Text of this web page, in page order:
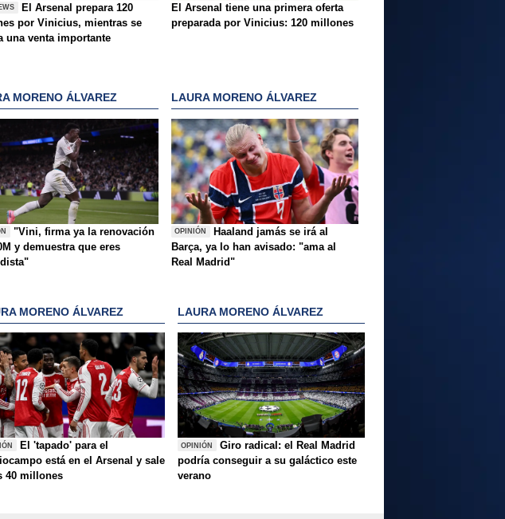
El Arsenal prepara 120
por Vinicius, mientras se
una venta importante
El Arsenal tiene una primera oferta
preparada por Vinicius: 120 millones
MORENO ÁLVAREZ
"Vini, firma ya la renovación
y demuestra que eres
LAURA MORENO ÁLVAREZ
OPINIÓN
Haaland jamás se irá al
Barça, ya lo han avisado: "ama al
Real Madrid"
MORENO ÁLVAREZ
El 'tapado' para el
está en el Arsenal y sale
40 millones
LAURA MORENO ÁLVAREZ
OPINIÓN
Giro radical: el Real Madrid
podría conseguir a su galáctico este
verano